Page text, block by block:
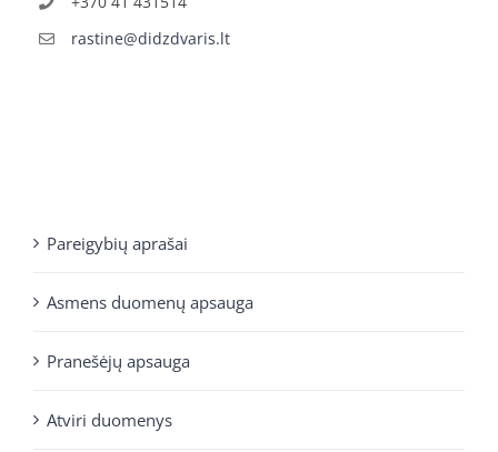
rastine@didzdvaris.lt
Pareigybių aprašai
Asmens duomenų apsauga
Pranešėjų apsauga
Atviri duomenys